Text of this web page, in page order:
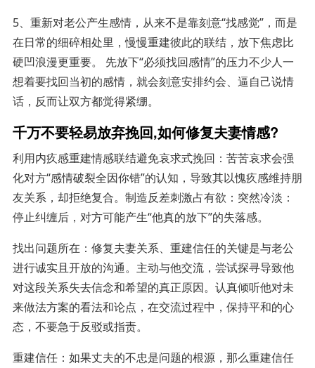
5、重新对老公产生感情，从来不是靠刻意“找感觉”，而是
在日常的细碎相处里，慢慢重建彼此的联结，放下焦虑比
硬凹浪漫更重要。 先放下“必须找回感情”的压力不少人一
想着要找回当初的感情，就会刻意安排约会、逼自己说情
话，反而让双方都觉得紧绷。
千万不要轻易放弃挽回,如何修复夫妻情感?
利用内疚感重建情感联结避免哀求式挽回：苦苦哀求会强
化对方“感情破裂全因你错”的认知，导致其以愧疚感维持朋
友关系，却拒绝复合。制造反差刺激占有欲：突然冷淡：
停止纠缠后，对方可能产生“他真的放下”的失落感。
找出问题所在：修复夫妻关系、重建信任的关键是与老公
进行诚实且开放的沟通。主动与他交流，尝试探寻导致他
对这段关系失去信念和希望的真正原因。认真倾听他对未
来做法方案的看法和论点，在交流过程中，保持平和的心
态，不要急于反驳或指责。
重建信任：如果丈夫的不忠是问题的根源，那么重建信任